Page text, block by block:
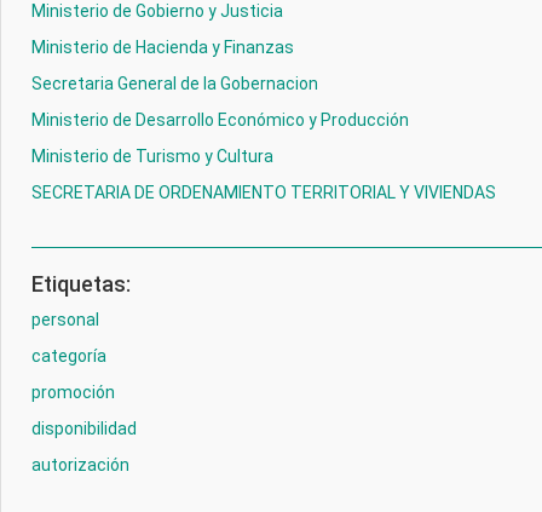
Ministerio de Gobierno y Justicia
Ministerio de Hacienda y Finanzas
Secretaria General de la Gobernacion
Ministerio de Desarrollo Económico y Producción
Ministerio de Turismo y Cultura
SECRETARIA DE ORDENAMIENTO TERRITORIAL Y VIVIENDAS
Etiquetas:
personal
categoría
promoción
disponibilidad
autorización